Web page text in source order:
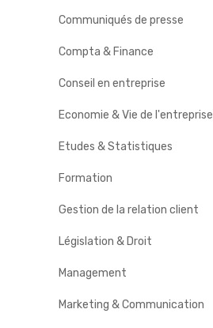
Communiqués de presse
Compta & Finance
Conseil en entreprise
Economie & Vie de l'entreprise
Etudes & Statistiques
Formation
Gestion de la relation client
Législation & Droit
Management
Marketing & Communication